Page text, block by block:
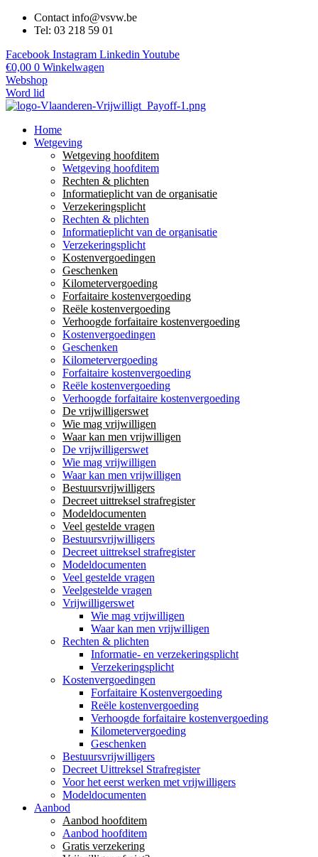
Contact info@vsvw.be
Tel: 03 218 59 01
Facebook Instagram Linkedin Youtube
€0,00 0 Winkelwagen
Webshop
Word lid
Home
Wetgeving
Wetgeving hoofditem
Wetgeving hoofditem
Rechten & plichten
Informatieplicht van de organisatie
Verzekeringsplicht
Rechten & plichten
Informatieplicht van de organisatie
Verzekeringsplicht
Kostenvergoedingen
Geschenken
Kilometervergoeding
Forfaitaire kostenvergoeding
Reële kostenvergoeding
Verhoogde forfaitaire kostenvergoeding
Kostenvergoedingen
Geschenken
Kilometervergoeding
Forfaitaire kostenvergoeding
Reële kostenvergoeding
Verhoogde forfaitaire kostenvergoeding
De vrijwilligerswet
Wie mag vrijwilligen
Waar kan men vrijwilligen
De vrijwilligerswet
Wie mag vrijwilligen
Waar kan men vrijwilligen
Bestuursvrijwilligers
Decreet uittreksel strafregister
Modeldocumenten
Veel gestelde vragen
Bestuursvrijwilligers
Decreet uittreksel strafregister
Modeldocumenten
Veel gestelde vragen
Veelgestelde vragen
Vrijwilligerswet
Wie mag vrijwilligen
Waar kan men vrijwilligen
Rechten & plichten
Informatie- en verzekeringsplicht
Verzekeringsplicht
Kostenvergoedingen
Forfaitaire Kostenvergoeding
Reële kostenvergoeding
Verhoogde forfaitaire kostenvergoeding
Kilometervergoeding
Geschenken
Bestuursvrijwilligers
Decreet Uittreksel Strafregister
Voor het eerst werken met vrijwilligers
Modeldocumenten
Aanbod
Aanbod hoofditem
Aanbod hoofditem
Gratis verzekering